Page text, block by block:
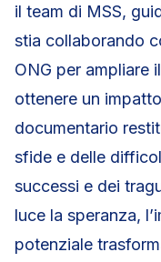
il team di MSS,
stia collaborando
ONG per ampliare
ottenere un
documentario
sfide e delle
successi e dei
luce la speranza,
potenziale